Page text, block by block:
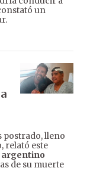
un
postrado, lleno
relató este
de su muerte